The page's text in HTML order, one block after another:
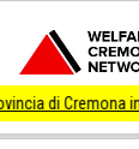
interessata.